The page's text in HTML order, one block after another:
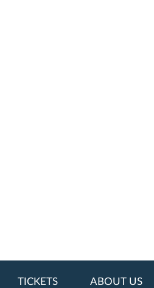
TICKETS ABOUT US